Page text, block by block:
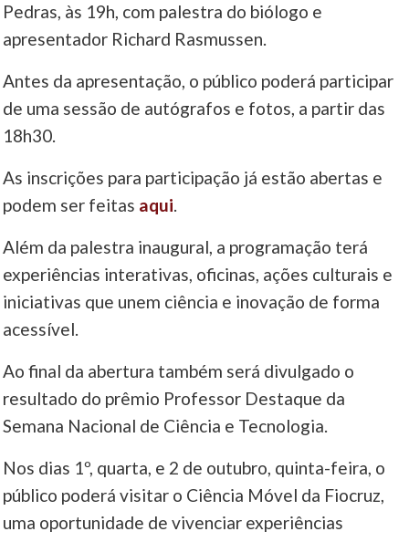
Pedras, às 19h, com palestra do biólogo e
apresentador Richard Rasmussen.
Antes da apresentação, o público poderá participar
de uma sessão de autógrafos e fotos, a partir das
18h30.
As inscrições para participação já estão abertas e
podem ser feitas aqui.
Além da palestra inaugural, a programação terá
experiências interativas, oficinas, ações culturais e
iniciativas que unem ciência e inovação de forma
acessível.
Ao final da abertura também será divulgado o
resultado do prêmio Professor Destaque da
Semana Nacional de Ciência e Tecnologia.
Nos dias 1º, quarta, e 2 de outubro, quinta-feira, o
público poderá visitar o Ciência Móvel da Fiocruz,
uma oportunidade de vivenciar experiências